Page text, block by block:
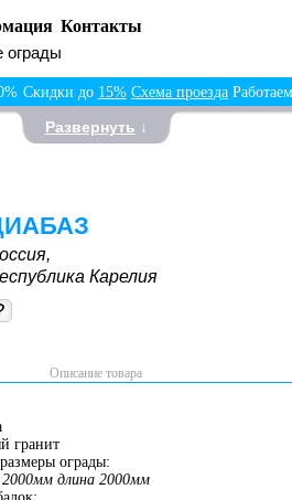
Контакты
ограды
Скидки до 15% Схема проезда
Развернуть ↓
Карелия
Описание товара
гранит
ограды:
длина 2000мм